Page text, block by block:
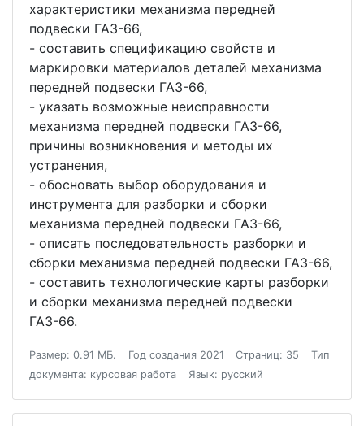
характеристики механизма передней
подвески ГАЗ-66,
- составить спецификацию свойств и
маркировки материалов деталей механизма
передней подвески ГАЗ-66,
- указать возможные неисправности
механизма передней подвески ГАЗ-66,
причины возникновения и методы их
устранения,
- обосновать выбор оборудования и
инструмента для разборки и сборки
механизма передней подвески ГАЗ-66,
- описать последовательность разборки и
сборки механизма передней подвески ГАЗ-66,
- составить технологические карты разборки
и сборки механизма передней подвески
ГАЗ-66.
Размер: 0.91 МБ. Год создания 2021 Страниц: 35
Тип
документа: курсовая работа
Язык: русский